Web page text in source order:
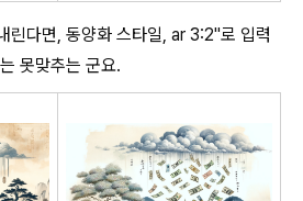
린다면, 동양화 스타일, ar 3:2"로 입력
못맞추는 군요.